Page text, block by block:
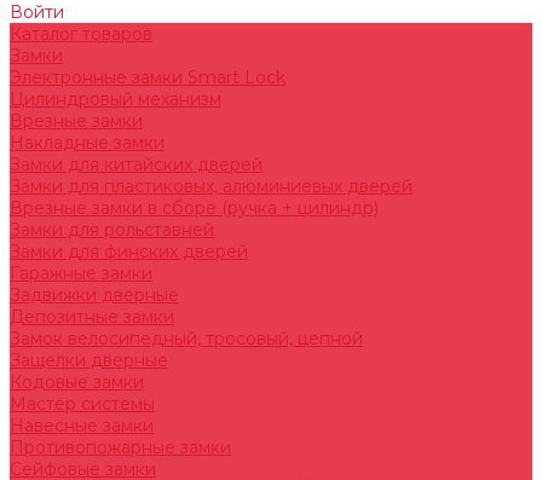
Войти
Каталог товаров
Замки
Электронные замки Smart Lock
Цилиндровый механизм
Врезные замки
Накладные замки
Замки для китайских дверей
Замки для пластиковых, алюминиевых дверей
Врезные замки в сборе (ручка + цилиндр)
Замки для рольставней
Замки для финских дверей
Гаражные замки
Задвижки дверные
Депозитные замки
Замок велосипедный, тросовый, цепной
Защелки дверные
Кодовые замки
Мастер системы
Навесные замки
Противопожарные замки
Сейфовые замки